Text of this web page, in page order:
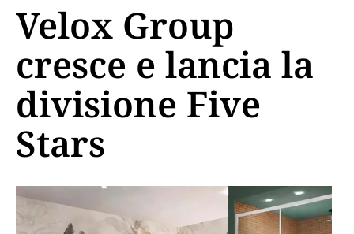
Velox Group
cresce e lancia la
divisione Five
Stars